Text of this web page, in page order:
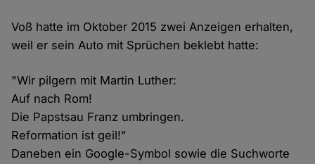
Voß hatte im Oktober 2015 zwei Anzeigen erhalten,
weil er sein Auto mit Sprüchen beklebt hatte:
"Wir pilgern mit Martin Luther:
Auf nach Rom!
Die Papstsau Franz umbringen.
Reformation ist geil!"
Daneben ein Google-Symbol sowie die Suchworte